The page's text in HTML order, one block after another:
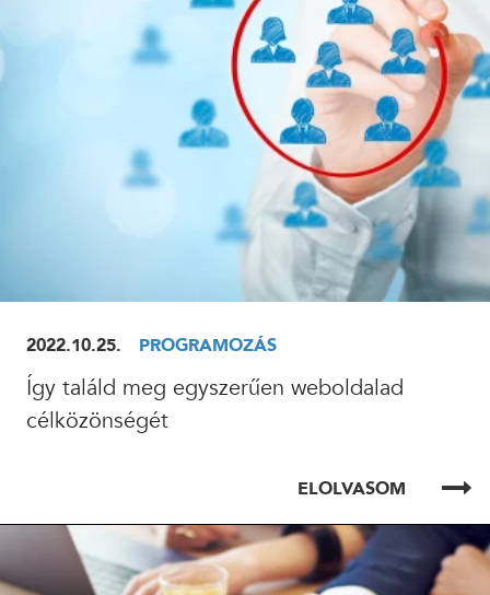
ELOLVASOM
2022.10.25. PROGRAMOZÁS
Így találd meg egyszerűen weboldalad
célközönségét
ELOLVASOM